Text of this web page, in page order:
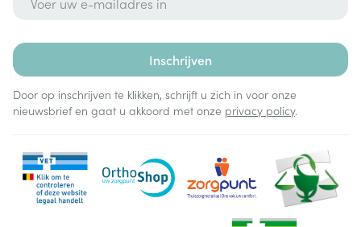
Inschrijven
Door op inschrijven te klikken, schrijft u zich in voor onze
nieuwsbrief en gaat u akkoord met onze privacy policy.